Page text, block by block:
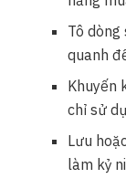
Tô dòng
quanh
Khuyến
chỉ sử
Lưu
làm kỷ